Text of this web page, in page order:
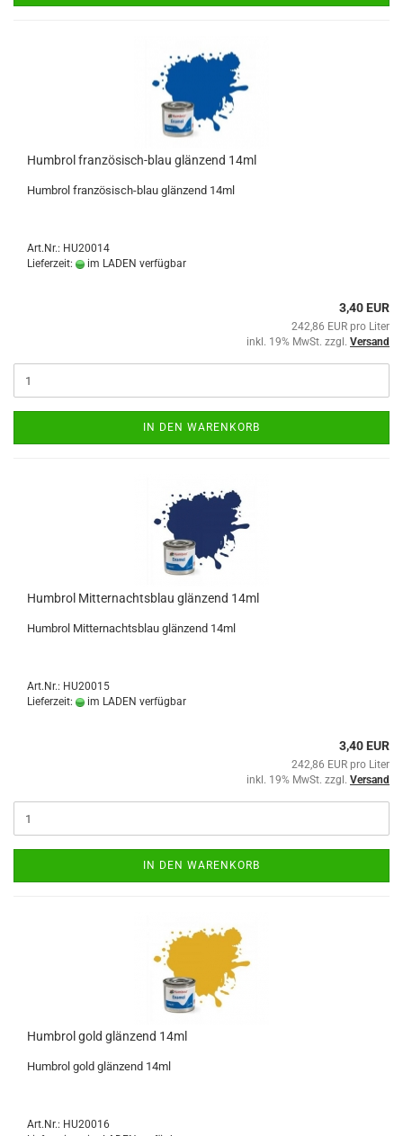
Humbrol französisch-blau glänzend 14ml
Humbrol französisch-blau glänzend 14ml
Art.Nr.: HU20014
Lieferzeit:
im LADEN verfügbar
3,40 EUR
242,86 EUR pro Liter
inkl. 19% MwSt. zzgl. Versand
IN DEN WARENKORB
Humbrol Mitternachtsblau glänzend 14ml
Humbrol Mitternachtsblau glänzend 14ml
Art.Nr.: HU20015
Lieferzeit:
im LADEN verfügbar
3,40 EUR
242,86 EUR pro Liter
inkl. 19% MwSt. zzgl. Versand
IN DEN WARENKORB
Humbrol gold glänzend 14ml
Humbrol gold glänzend 14ml
Art.Nr.: HU20016